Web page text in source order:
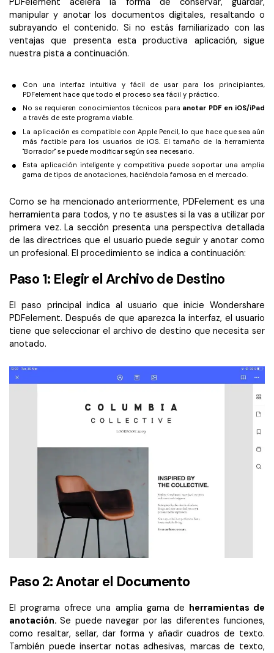
manipular y anotar los documentos digitales, resaltando o
subrayando el contenido. Si no estás familiarizado con las
ventajas que presenta esta productiva aplicación, sigue
nuestra pista a continuación.
Con una interfaz intuitiva y fácil de usar para los principiantes,
PDFelement hace que todo el proceso sea fácil y práctico.
No se requieren conocimientos técnicos para anotar PDF en iOS/iPad
a través de este programa viable.
La aplicación es compatible con Apple Pencil, lo que hace que sea aún
más factible para los usuarios de iOS. El tamaño de la herramienta
"Borrador" se puede modificar según sea necesario.
Esta aplicación inteligente y competitiva puede soportar una amplia
gama de tipos de anotaciones, haciéndola famosa en el mercado.
Como se ha mencionado anteriormente, PDFelement es una
herramienta para todos, y no te asustes si la vas a utilizar por
primera vez. La sección presenta una perspectiva detallada
de las directrices que el usuario puede seguir y anotar como
un profesional. El procedimiento se indica a continuación:
Paso 1: Elegir el Archivo de Destino
El paso principal indica al usuario que inicie Wondershare
PDFelement. Después de que aparezca la interfaz, el usuario
tiene que seleccionar el archivo de destino que necesita ser
anotado.
Paso 2: Anotar el Documento
El programa ofrece una amplia gama de herramientas de
anotación.Se puede navegar por las diferentes funciones,
como resaltar, sellar, dar forma y añadir cuadros de texto.
También puede insertar notas adhesivas, marcas de texto,